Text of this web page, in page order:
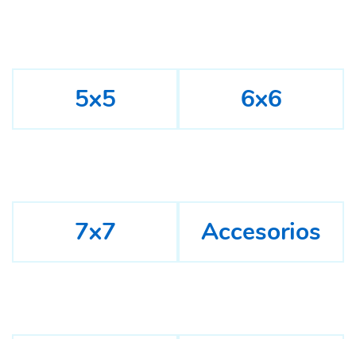
5x5 6x6
7x7 Accesorios